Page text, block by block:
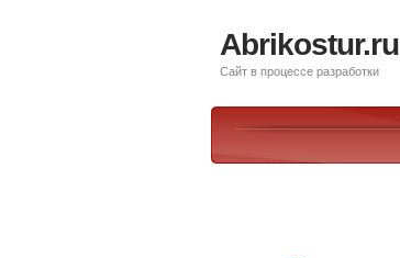
Abrikostur.ru
Сайт в процессе разработки